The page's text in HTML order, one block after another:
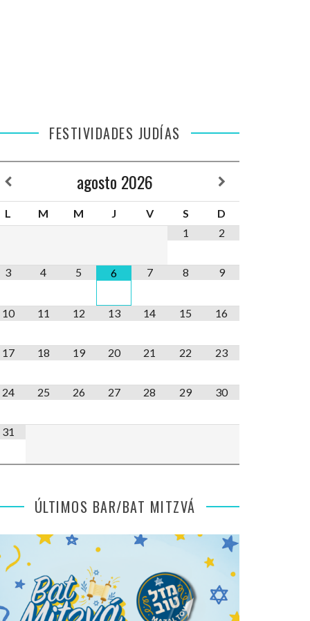
FESTIVIDADES JUDÍAS
agosto 2026
L M M J V S
D
1
2
3 4 5 6 7 8 9
10 11 12 13 14 15 16
17 18 19 20 21 22 23
24 25 26 27 28 29 30
31
ÚLTIMOS BAR/BAT MITZVÁ